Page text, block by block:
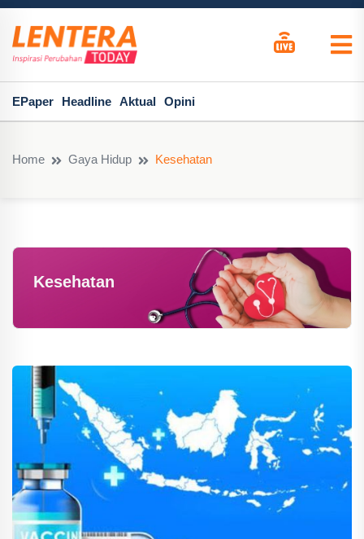
EPaper Headline Aktual Opini
Home Gaya Hidup Kesehatan
Kesehatan